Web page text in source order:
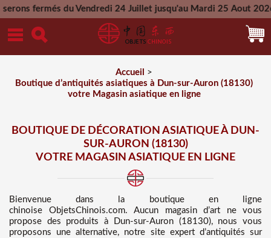
du Vendredi 24 Juillet jusqu'au Mardi 25 Aout 2026 -
Mercredi 26 Aout 2026
Accueil
>
Boutique d’antiquités asiatiques à Dun-sur-Auron (18130)
votre Magasin asiatique en ligne
BOUTIQUE DE DÉCORATION ASIATIQUE À DUN-
SUR-AURON (18130)
VOTRE MAGASIN ASIATIQUE EN LIGNE
Bienvenue dans
la boutique en ligne
chinoise ObjetsChinois.com. Aucun magasin d’art ne vous
propose des produits à Dun-sur-Auron (18130), nous vous
proposons une alternative, notre site expert d’antiquités sur